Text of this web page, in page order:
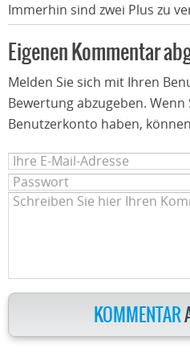
Immerhin sind zwei Plus zu
Eigenen Kommentar
Melden Sie sich mit Ihren
Bewertung abzugeben. Wenn
Benutzerkonto haben,
KOMMENTAR